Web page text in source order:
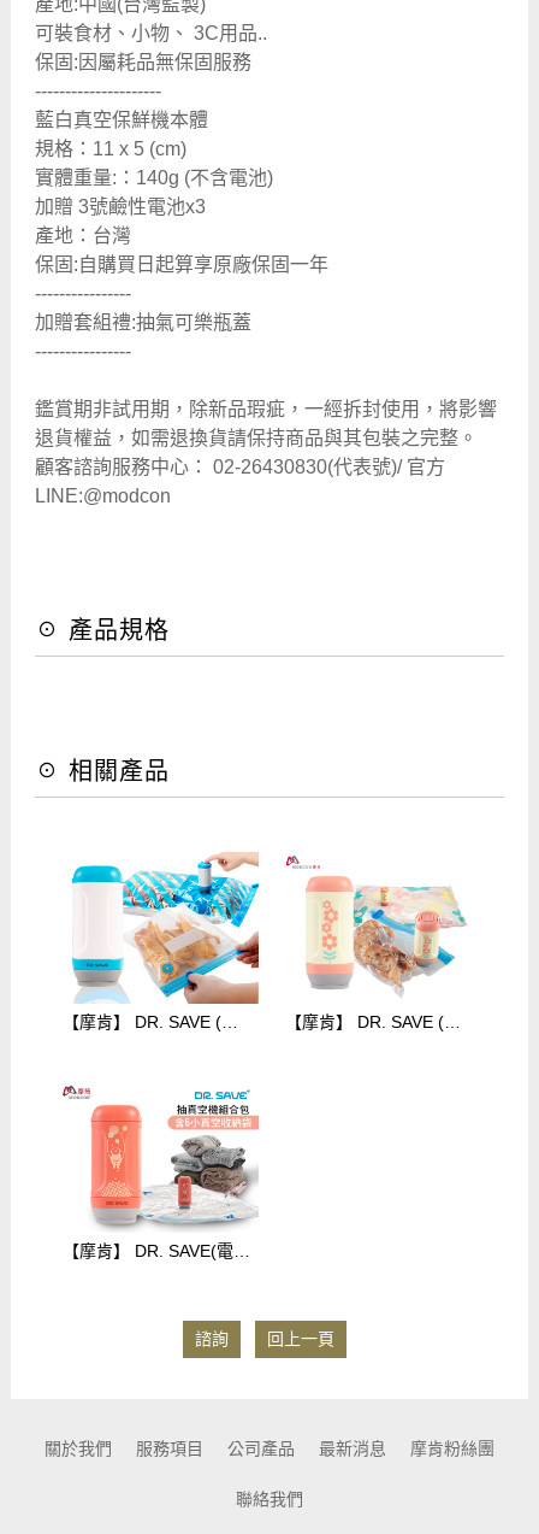
產地:中國(台灣監製)
可裝食材、小物、 3C用品..
保固:因屬耗品無保固服務
---------------------
藍白真空保鮮機本體
規格：11 x 5 (cm)
實體重量:：140g (不含電池)
加贈 3號鹼性電池x3
產地：台灣
保固:自購買日起算享原廠保固一年
----------------
加贈套組禮:抽氣可樂瓶蓋
----------------
鑑賞期非試用期，除新品瑕疵，一經拆封使用，將影響
退貨權益，如需退換貨請保持商品與其包裝之完整。
顧客諮詢服務中心： 02-26430830(代表號)/ 官方
LINE:@modcon
☉ 產品規格
☉ 相關產品
【摩肯】 DR. SAVE (電池款)真空機-藍白(含5食品袋1大1小壓縮袋)食品/居家收納組$858 【摩肯】 DR. SAVE (電池款)真空機-小花(含5大食品袋/2大壓縮袋)$858
諮詢 回上一頁
關於我們 服務項目 公司產品 最新消息 摩肯粉絲團
聯絡我們